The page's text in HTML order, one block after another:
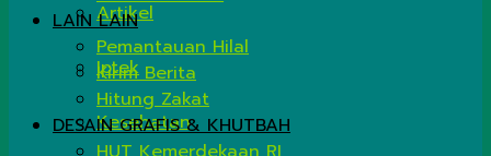
Artikel
Iptek
Kesehatan
LAIN LAIN
Pemantauan Hilal
Kirim Berita
Hitung Zakat
DESAIN GRAFIS & KHUTBAH